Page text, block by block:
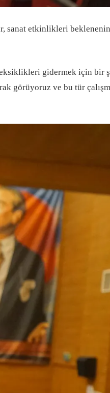
sanat etkinlikleri
gidermek için bir
görüyoruz ve bu tür